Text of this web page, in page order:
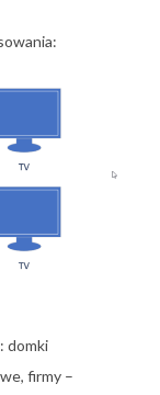
domki
firmy –